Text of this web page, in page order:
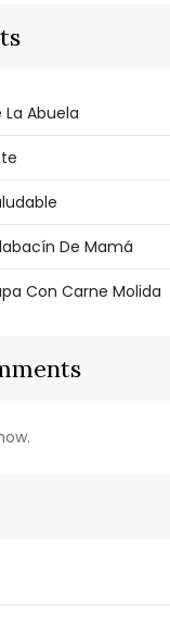
Abuela
De Mamá
Con Carne Molida